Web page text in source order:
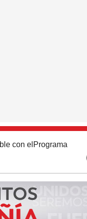
con el Programa